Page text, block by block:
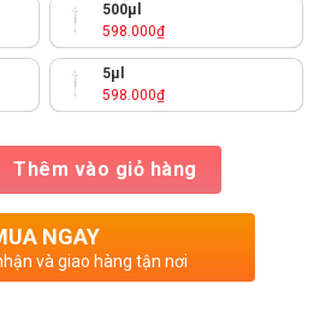
500μl
598.000₫
5μl
598.000₫
Thêm vào giỏ hàng
NGAY
và giao hàng tận nơi